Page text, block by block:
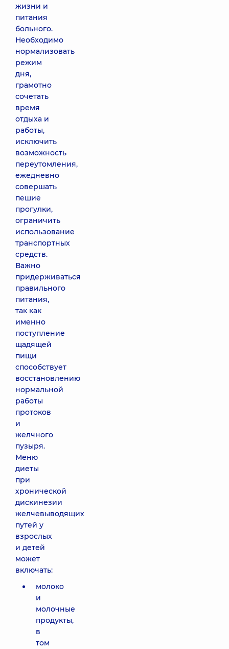
жизни и
питания
больного.
Необходимо
нормализовать
режим
дня,
грамотно
сочетать
время
отдыха и
работы,
исключить
возможность
переутомления,
ежедневно
совершать
пешие
прогулки,
ограничить
использование
транспортных
средств.
Важно
придерживаться
правильного
питания,
так как
именно
поступление
щадящей
пищи
способствует
восстановлению
нормальной
работы
протоков
и
желчного
пузыря.
Меню
диеты
при
хронической
дискинезии
желчевыводящих
путей у
взрослых
и детей
может
включать:
молоко
и
молочные
продукты,
в
том